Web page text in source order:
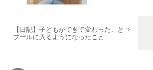
【日記】子どもができて変わったこと⇒
プールに入るようになったこと